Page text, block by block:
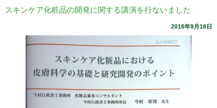
スキンケア化粧品の開発に関する講演を行ないました
2016年9月16日